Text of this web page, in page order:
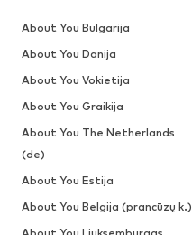
About You Bulgarija
About You Danija
About You Vokietija
About You Graikija
About You The Netherlands
(de)
About You Estija
About You Belgija (prancūzų k.)